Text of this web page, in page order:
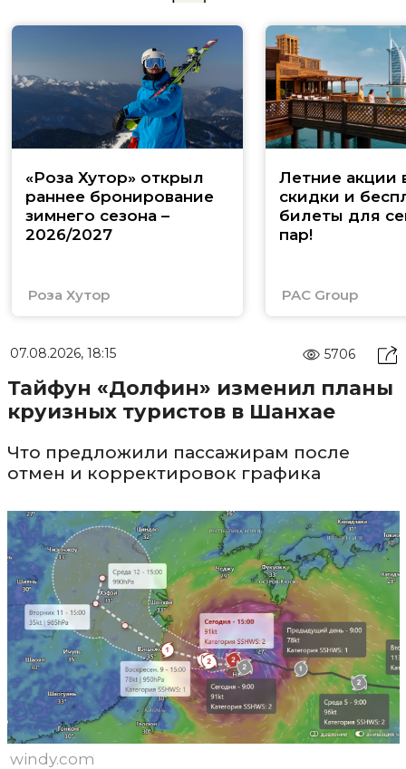
«Роза Хутор» открыл
раннее бронирование
зимнего сезона –
2026/2027
Роза Хутор
Летние акции
скидки и
билеты для
пар!
PAC Group
07.08.2026, 18:15 5706
Тайфун «Долфин» изменил планы
круизных туристов в Шанхае
Что предложили пассажирам после
отмен и корректировок графика
windy.com